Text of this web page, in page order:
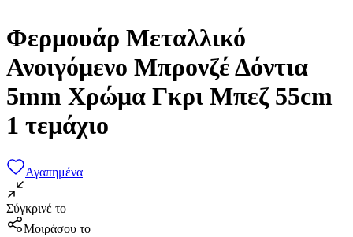
Φερμουάρ Μεταλλικό
Ανοιγόμενο Μπρονζέ Δόντια
5mm Χρώμα Γκρι Μπεζ 55cm
1 τεμάχιο
Αγαπημένα
Σύγκρινέ το
Μοιράσου το